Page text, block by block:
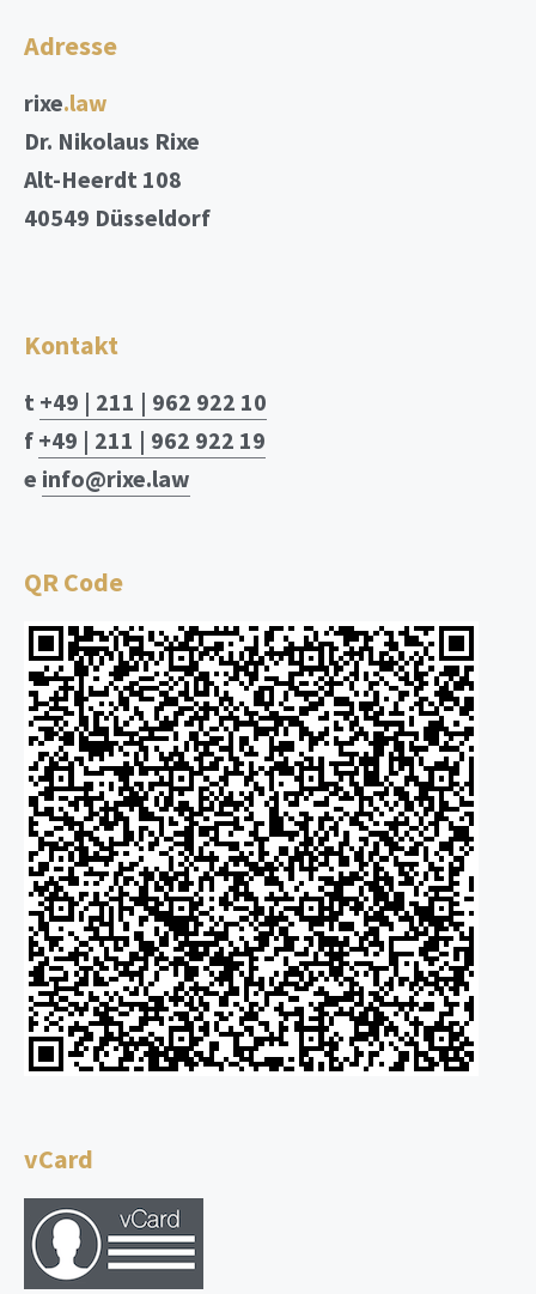
Adresse
rixe.law
Dr. Nikolaus Rixe
Alt-Heerdt 108
40549 Düsseldorf
Kontakt
t +49 | 211 | 962 922 10
f +49 | 211 | 962 922 19
e info@rixe.law
QR Code
vCard